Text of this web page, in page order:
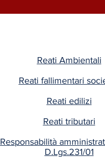
Reati Ambientali
Reati fallimentari
Reati edilizi
Reati tributari
Responsabilità
D.Lgs.231/01